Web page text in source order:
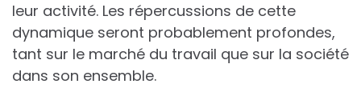
leur activité. Les répercussions de cette
dynamique seront probablement profondes,
tant sur le marché du travail que sur la société
dans son ensemble.